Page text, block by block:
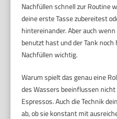
Nachfüllen schnell zur Routine
deine erste Tasse zubereitest
hintereinander. Aber auch
benutzt hast und der Tank
Nachfüllen wichtig.
Warum spielt das genau eine
des Wassers beeinflussen
Espressos. Auch die Technik
ab, ob sie konstant mit